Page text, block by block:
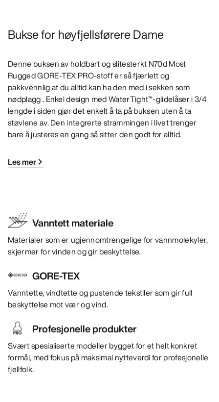
Bukse for høyfjellsførere Dame
Denne buksen av holdbart og slitesterkt N70d Most
Rugged GORE-TEX PRO-stoff er så fjærlett og
pakkvennlig at du alltid kan ha den med i sekken som
nødplagg . Enkel design med WaterTight™-glidelåser i 3/4
lengde i siden gjør det enkelt å ta på buksen uten å ta
støvlene av. Den integrerte strammingen i livet trenger
bare å justeres en gang så sitter den godt for alltid.
Les mer
Vanntett materiale
Materialer som er ugjennomtrengelige for vannmolekyler,
skjermer for vinden og gir beskyttelse.
GORE-TEX
Vanntette, vindtette og pustende tekstiler som gir full
beskyttelse mot vær og vind.
Profesjonelle produkter
Svært spesialiserte modeller bygget for et helt konkret
formål, med fokus på maksimal nytteverdi for profesjonelle
fjellfolk.